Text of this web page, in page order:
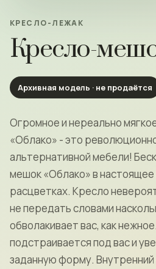
КРЕСЛО-ЛЕЖАК
Кресло-
Архивная модель · не продаётся
Огромное и нереально
«Облако» - это
альтернативной мебели!
мешок «Облако» в
расцветках. Кресло
не передать словами
обволакивает вас, как
подстраивается под вас и
заданную форму. Внутренний